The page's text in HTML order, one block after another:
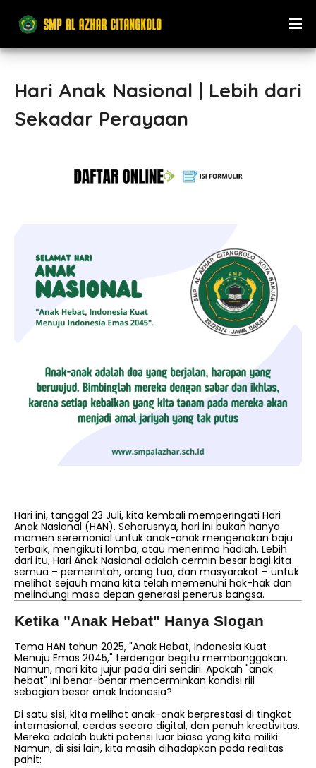
Hari Anak Nasional | Lebih dari
Sekadar Perayaan
Hari ini, tanggal 23 Juli, kita kembali memperingati Hari
Anak Nasional (HAN). Seharusnya, hari ini bukan hanya
momen seremonial untuk anak-anak mengenakan baju
terbaik, mengikuti lomba, atau menerima hadiah. Lebih
dari itu, Hari Anak Nasional adalah cermin besar bagi kita
semua – pemerintah, orang tua, dan masyarakat – untuk
melihat sejauh mana kita telah memenuhi hak-hak dan
melindungi masa depan generasi penerus bangsa.
Ketika "Anak Hebat" Hanya Slogan
Tema HAN tahun 2025, "Anak Hebat, Indonesia Kuat
Menuju Emas 2045," terdengar begitu membanggakan.
Namun, mari kita jujur pada diri sendiri. Apakah "anak
hebat" ini benar-benar mencerminkan kondisi riil
sebagian besar anak Indonesia?
Di satu sisi, kita melihat anak-anak berprestasi di tingkat
internasional, cerdas secara digital, dan penuh kreativitas.
Mereka adalah bukti potensi luar biasa yang kita miliki.
Namun, di sisi lain, kita masih dihadapkan pada realitas
pahit: